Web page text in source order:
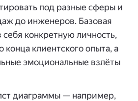
под разные сферы и
до инженеров. Базовая
себя конкретную личность,
конца клиентского опыта, а
эмоциональные взлёты
диаграммы — например,